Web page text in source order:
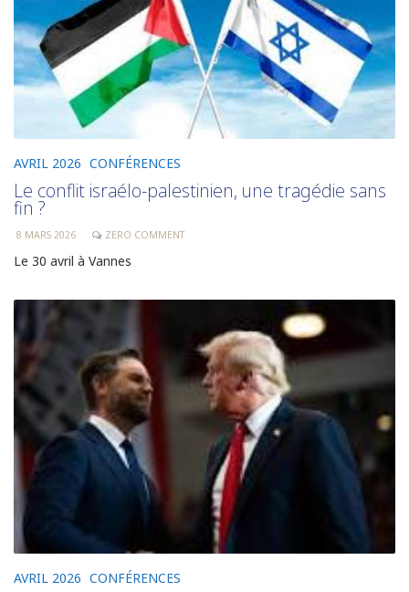
AVRIL 2026 CONFÉRENCES
Le conflit israélo-palestinien, une tragédie sans
fin ?
8 MARS 2026 ZERO COMMENT
Le 30 avril à Vannes
AVRIL 2026 CONFÉRENCES